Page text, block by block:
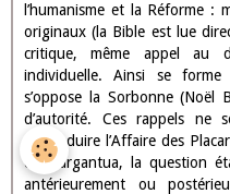
Le besoin d’idées nouvelles
plus vifs que l’enseignement
dans la scolastique. À cette
l’Université va donc
originaux grâce aux
Rabelais (Érasme, Budé).
élèves l’origine du mot
dont le sens second désigne
d’humanité”, fondées sur le